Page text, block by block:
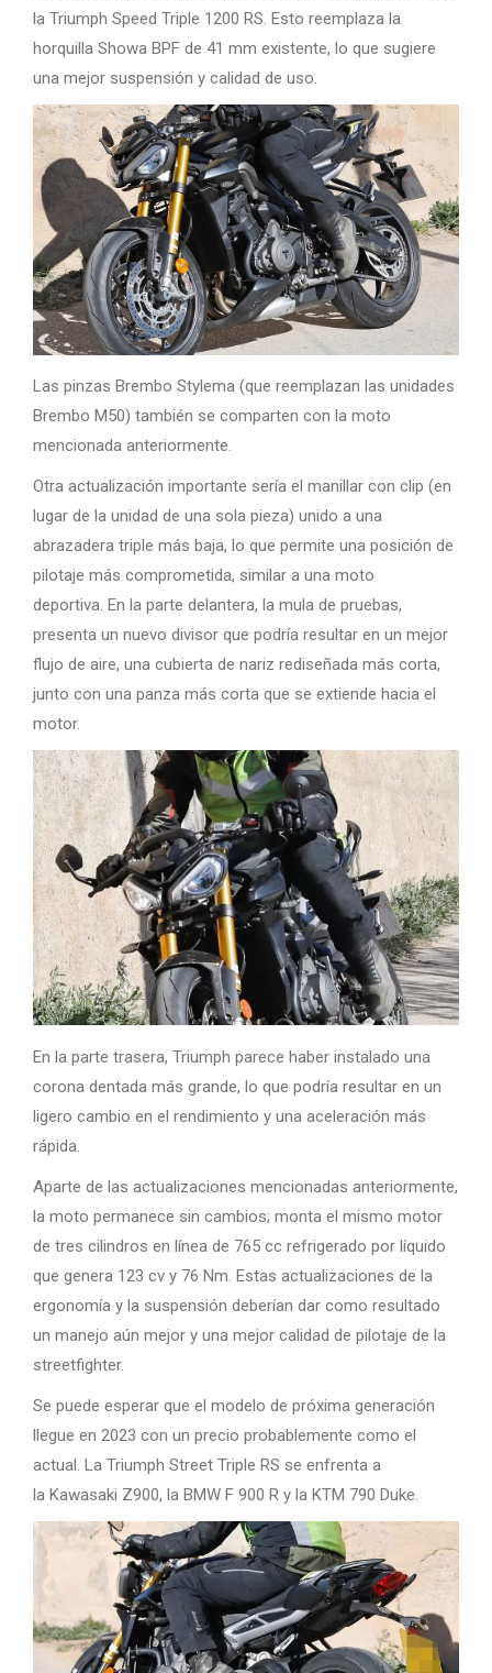
la Triumph Speed ​​Triple 1200 RS. Esto reemplaza la
horquilla Showa BPF de 41 mm existente, lo que sugiere
una mejor suspensión y calidad de uso.
Las pinzas Brembo Stylema (que reemplazan las unidades
Brembo M50) también se comparten con la moto
mencionada anteriormente.
Otra actualización importante sería el manillar con clip (en
lugar de la unidad de una sola pieza) unido a una
abrazadera triple más baja, lo que permite una posición de
pilotaje más comprometida, similar a una moto
deportiva. En la parte delantera, la mula de pruebas,
presenta un nuevo divisor que podría resultar en un mejor
flujo de aire, una cubierta de nariz rediseñada más corta,
junto con una panza más corta que se extiende hacia el
motor.
En la parte trasera, Triumph parece haber instalado una
corona dentada más grande, lo que podría resultar en un
ligero cambio en el rendimiento y una aceleración más
rápida.
Aparte de las actualizaciones mencionadas anteriormente,
la moto permanece sin cambios; monta el mismo motor
de tres cilindros en línea de 765 cc refrigerado por líquido
que genera 123 cv y ​​76 Nm. Estas actualizaciones de la
ergonomía y la suspensión deberían dar como resultado
un manejo aún mejor y una mejor calidad de pilotaje de la
streetfighter.
Se puede esperar que el modelo de próxima generación
llegue en 2023 con un precio probablemente como el
actual. La Triumph Street Triple RS se enfrenta a
la Kawasaki Z900, la BMW F 900 R y la KTM 790 Duke.